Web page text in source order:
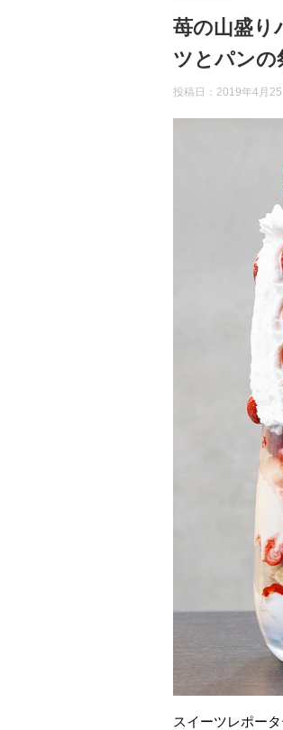
苺の山盛り
ツとパンの
投稿日： 2019年4月25
スイーツレポータ